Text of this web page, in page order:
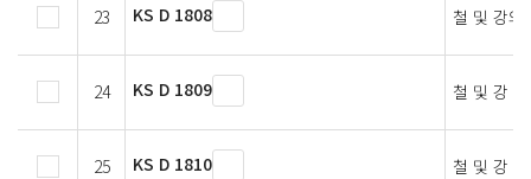
23 KS D 1808 철 및 강의
24 KS D 1809 철 및 강 —
25 KS D 1810 철 및 강 —